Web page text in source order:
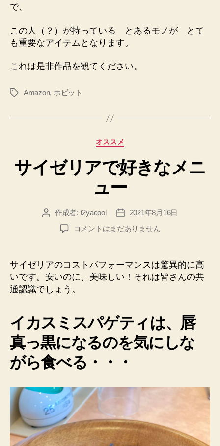
で、
この人（？）が持っている とあるモノが とて
も重要なアイテムとなります。
これは是非作品を観てください。
タ
Amazon, ホビット
カ
ゴ
リ
ー
オススメ
サイゼリアで好きなメニ
ュー
投 作成者: t2yacool
投
稿
日
2021年8月16日
サ
リ
で
好
メ
ニ
ュ
ー
へ
コメントはまだありません
サイゼリアのコストパフォーマンスは驚異的に高
いです。安いのに、美味しい！それは皆さんの共
通認識でしょう。
イカスミスパゲティは、唇
真っ黒になるのを気にしな
がら食べる・・・